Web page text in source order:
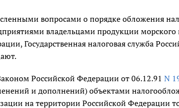
вопросами о порядке обложения
владельцами продукции
Государственная налоговая служба
Российской Федерации от 06.12.91 N
и дополнений) объектами
на территории Российской Федерации